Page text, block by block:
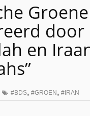
door
en
BDS, GROEN , IRAN